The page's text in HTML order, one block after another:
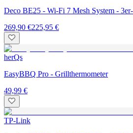
Deco BE25 - Wi-Fi 7 Mesh System -
269,90 €225,95 €
herQs
EasyBBQ Pro - Grillthermometer
49,99 €
TP-Link